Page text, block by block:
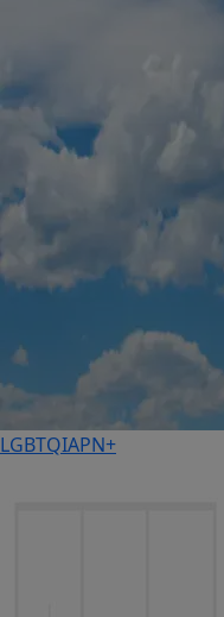
LGBTQIAPN+